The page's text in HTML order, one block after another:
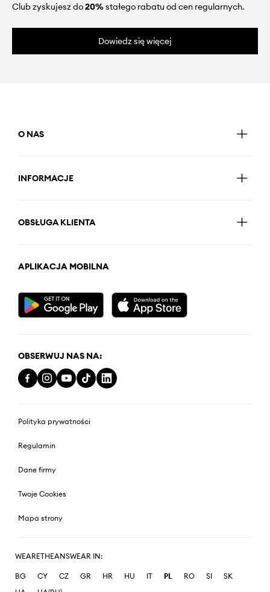
Club zyskujesz do20%stałego rabatu od cen regularnych.
Dowiedz się więcej
O NAS
INFORMACJE
OBSŁUGA KLIENTA
APLIKACJA MOBILNA
OBSERWUJ NAS NA:
Polityka prywatności
Regulamin
Dane firmy
Twoje Cookies
Mapa strony
WEARETHEANSWEAR IN:
BG CY CZ GR HR HU IT PL RO SI
SK